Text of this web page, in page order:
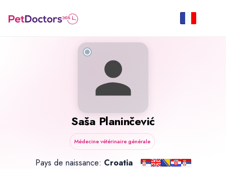
Saša Planinčević
Médecine vétérinaire générale
Pays de naissance: Croatia